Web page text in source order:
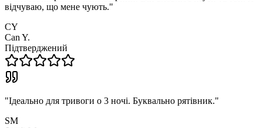
відчуваю, що мене чують."
CY
Can Y.
Підтверджений
"Ідеально для тривоги о 3 ночі. Буквально рятівник."
SM